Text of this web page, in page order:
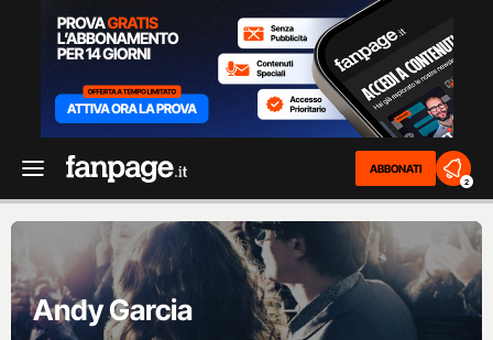
ABBONATI
2
Andy Garcia